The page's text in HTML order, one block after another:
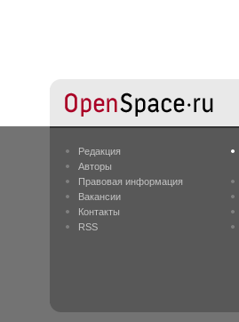
Редакция
Авторы
Правовая информация
Вакансии
Контакты
RSS